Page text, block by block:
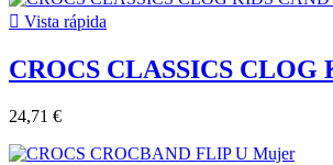
 Vista rápida
CROCS CLASSICS CLOG
24,71 €